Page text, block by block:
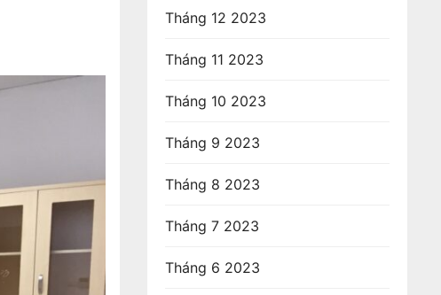
Tháng 12 2023
Tháng 11 2023
Tháng 10 2023
Tháng 9 2023
Tháng 8 2023
Tháng 7 2023
Tháng 6 2023